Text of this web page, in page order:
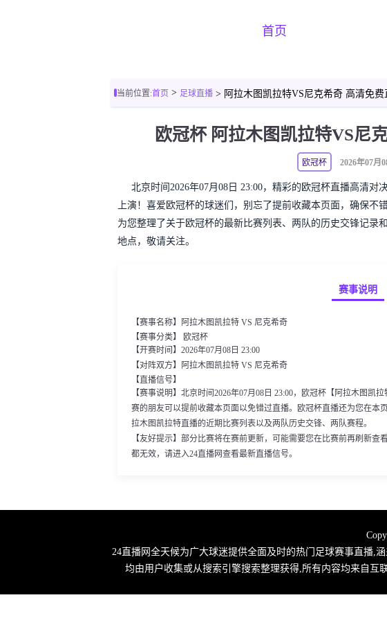
首页
当前位置:首页 > 足球直播 > 阿拉木图凯拉特VS尼克希奇 高清免费
欧冠杯 阿拉木图凯拉特VS尼
欧冠杯 2026年07月
北京时间2026年07月08日 23:00，精彩的欧冠杯直播高清
上演！喜爱欧冠杯的球迷们，别忘了提前收藏本页面，确保不
为您整理了关于欧冠杯的最新比赛列表、两队的历史交锋记录
地点，敬请关注。
赛事说明
【赛事名称】阿拉木图凯拉特 VS 尼克希奇
【赛事分类】 欧冠杯
【开赛时间】2026年07月08日 23:00
【对阵双方】阿拉木图凯拉特 VS 尼克希奇
【直播信号】
【赛事说明】北京时间2026年07月08日 23:00，欧冠杯【阿拉木图凯
赛的朋友可以提前收藏本页面以免错过直播。欧冠杯直播还为您在本
拉木图凯拉特直播的近期比赛列表以及两队历史交锋、两队赛程。
【友好提示】部分比赛将在赛前更新，可能需要您在比赛前再刷新
都无效，请进入24直播网查看最新直播信号。
24直播网全天候为广大球迷提供全面及时的热门足球赛事直播,
均由用户收集或从搜索引擎搜索整理获得,所有内容均来自互